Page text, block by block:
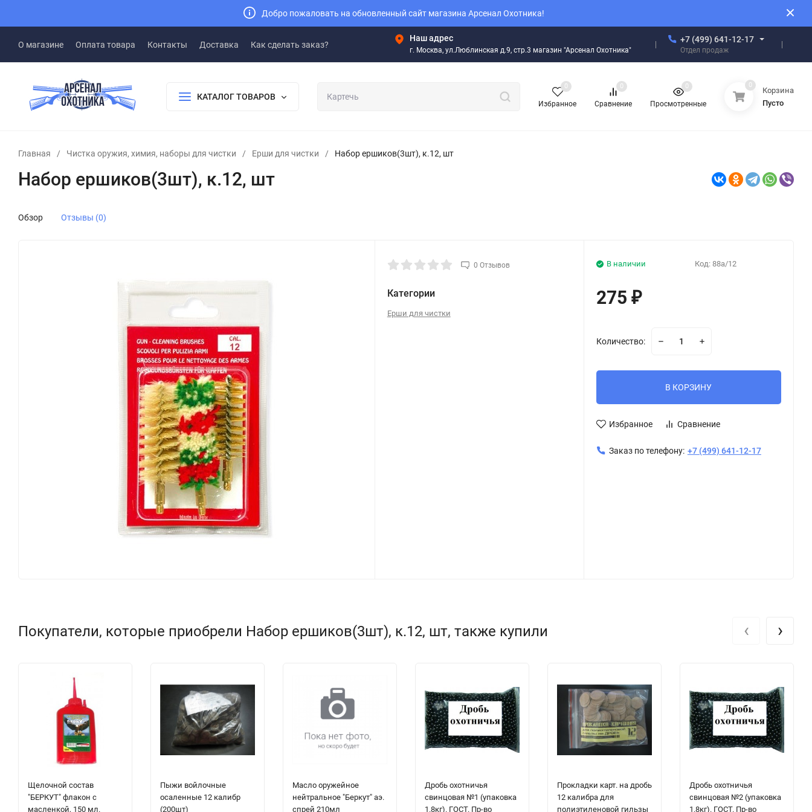
Добро пожаловать на обновленный сайт магазина Арсенал Охотника!
О магазине Оплата товара Контакты Доставка Как сделать заказ?
Наш адрес
г. Москва, ул.Люблинская д.9, стр.3 магазин "Арсенал Охотника"
+7 (499) 641-12-17
Отдел продаж
КАТАЛОГ ТОВАРОВ
Избранное
0
Сравнение
0
Просмотренные
0 0
Корзина
Пусто
Главная / Чистка оружия, химия, наборы для чистки / Ерши для чистки / Набор ершиков(3шт), к.12, шт
Набор ершиков(3шт), к.12, шт
Обзор Отзывы (0)
0 Отзывов
Категории
Ерши для чистки
Код: 88a/12
В наличии
275 ₽
Количество:
В КОРЗИНУ
Избранное Сравнение
Заказ по телефону: +7 (499) 641-12-17
Покупатели, которые приобрели Набор ершиков(3шт), к.12, шт, также купили
Щелочной состав
"БЕРКУТ" флакон с
масленкой, 150 мл.
Пыжи войлочные
осаленные 12 калибр
(200шт)
Масло оружейное
нейтральное "Беркут" аэ.
спрей 210мл
Дробь охотничья
свинцовая №1 (упаковка
1.8кг). ГОСТ. Пр-во
Прокладки карт. на дробь
12 калибра для
полиэтиленовой гильзы
Дробь охотничья
свинцовая №2 (упаковка
1.8кг). ГОСТ. Пр-во
‹ ›